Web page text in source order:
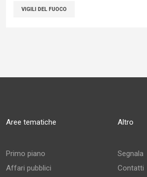
VIGILI DEL FUOCO
Aree tematiche
Primo piano
Affari pubblici
Altro
Segnala
Contatti